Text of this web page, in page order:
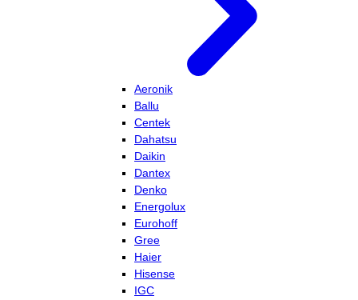
Aeronik
Ballu
Centek
Dahatsu
Daikin
Dantex
Denko
Energolux
Eurohoff
Gree
Haier
Hisense
IGC